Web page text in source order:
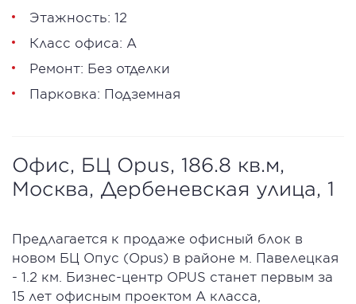
Этажность: 12
Класс офиса: А
Ремонт: Без отделки
Парковка: Подземная
Офис, БЦ Opus, 186.8 кв.м,
Москва, Дербеневская улица, 1
Предлагается к продаже офисный блок в
новом БЦ Опус (Opus) в районе м. Павелецкая
- 1.2 км. Бизнес-центр OPUS станет первым за
15 лет офисным проектом А класса,